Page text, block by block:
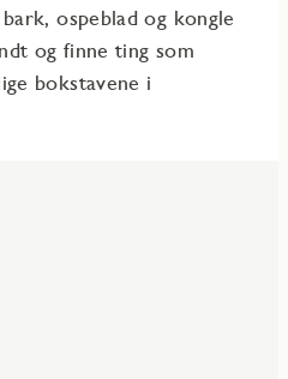
ospeblad og kongle
og finne ting som
bokstavene i